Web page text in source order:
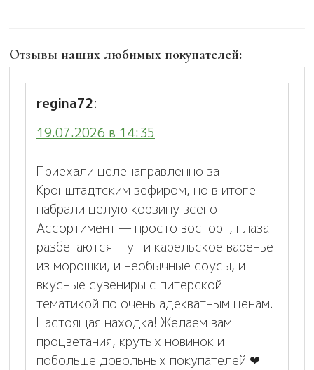
Отзывы наших любимых покупателей:
regina72:
19.07.2026 в 14:35
Приехали целенаправленно за
Кронштадтским зефиром, но в итоге
набрали целую корзину всего!
Ассортимент — просто восторг, глаза
разбегаются. Тут и карельское варенье
из морошки, и необычные соусы, и
вкусные сувениры с питерской
тематикой по очень адекватным ценам.
Настоящая находка! Желаем вам
процветания, крутых новинок и
побольше довольных покупателей ❤